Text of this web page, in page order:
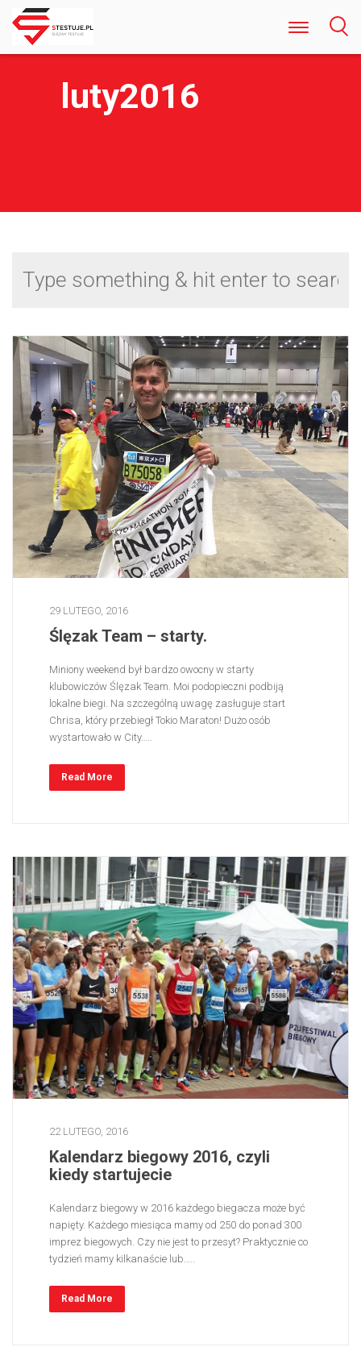
Odkryj Najlepsze Darmowe Gry Kasynowe Online w Polsce
luty2016
29 LUTEGO, 2016
Ślęzak Team – starty.
Miniony weekend był bardzo owocny w starty
klubowiczów Ślęzak Team. Moi podopieczni podbiją
lokalne biegi. Na szczególną uwagę zasługuje start
Chrisa, który przebiegł Tokio Maraton! Dużo osób
wystartowało w City…..
Read More
22 LUTEGO, 2016
Kalendarz biegowy 2016, czyli
kiedy startujecie
Kalendarz biegowy w 2016 każdego biegacza może być
napięty. Każdego miesiąca mamy od 250 do ponad 300
imprez biegowych. Czy nie jest to przesyt? Praktycznie co
tydzień mamy kilkanaście lub…..
Read More